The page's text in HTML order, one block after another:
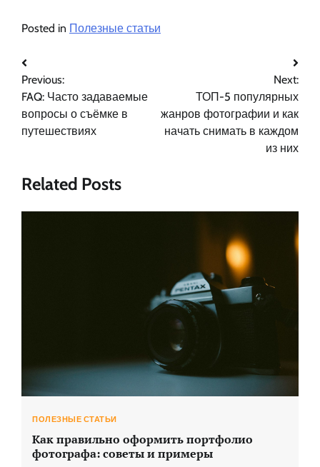
Posted in Полезные статьи
Навигация
по
записям
Previous:
FAQ: Часто задаваемые
вопросы о съёмке в
путешествиях
Next:
ТОП-5 популярных
жанров фотографии и как
начать снимать в каждом
из них
Related Posts
ПОЛЕЗНЫЕ СТАТЬИ
Как правильно оформить портфолио
фотографа: советы и примеры